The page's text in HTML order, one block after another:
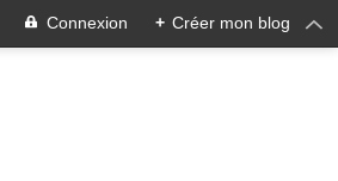
Connexion + Créer mon blog